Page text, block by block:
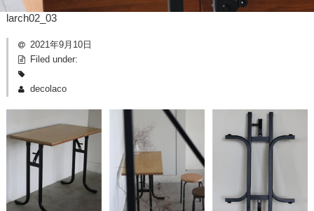
larch02_03
2021年9月10日
Filed under:
decolaco